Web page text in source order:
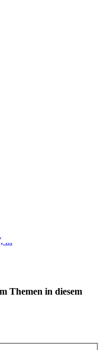
...
Themen in diesem